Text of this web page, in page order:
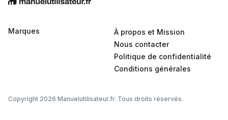
Marques
À propos et Mission
Nous contacter
Politique de confidentialité
Conditions générales
Copyright 2026 Manuelutilisateur.fr. Tous droits réservés.